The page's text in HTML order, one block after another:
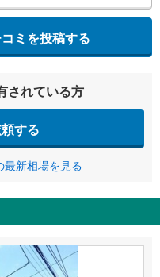
ミを投稿する
されている方
する
最新相場を見る